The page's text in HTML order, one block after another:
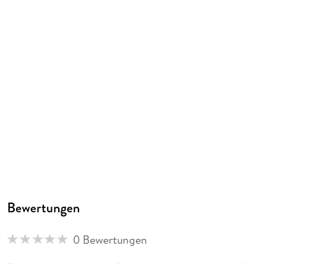
Bewertungen
0 Bewertungen